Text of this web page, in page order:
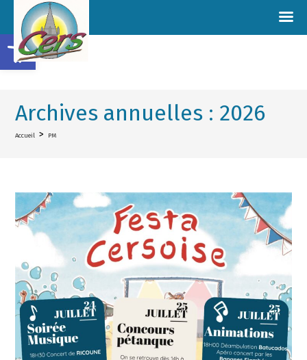
Archives annuelles : 2026
Accueil > PM
Ouvrir la barre d’outils